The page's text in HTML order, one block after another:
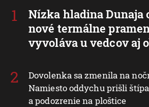
Nízka hladina Dunaja
nové termálne
vyvoláva u vedcov aj
Dovolenka sa zmenila na
Namiesto oddychu prišli
a podozrenie na ploštice